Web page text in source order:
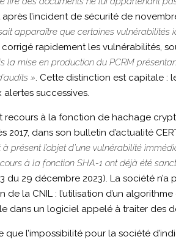
l’incident de sécurité de
apparaître que certaines vulnérabilités
rapidement les vulnérabilités,
mise en production du PCRM
». Cette distinction est capitale :
alertes successives.
recours à la fonction de hachage
dans son bulletin d’actualité
l’objet d’une vulnérabilité
à la fonction SHA-1 ont déjà été
du 29 décembre 2023). La société
la CNIL : l’utilisation d’un
dans un logiciel appelé à traiter des
l’impossibilité pour la société